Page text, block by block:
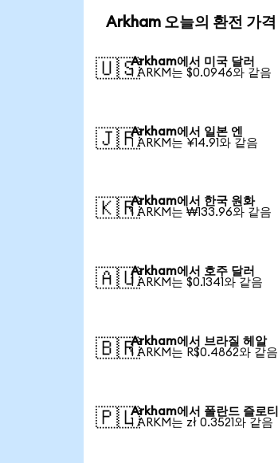
Arkham 오늘의 환전 가격
🇺🇸Arkham에서 미국 달러
1 ARKM는 $0.0946와 같음
🇯🇵Arkham에서 일본 엔
1 ARKM는 ¥14.91와 같음
🇰🇷Arkham에서 한국 원화
1 ARKM는 ₩133.96와 같음
🇦🇺Arkham에서 호주 달러
1 ARKM는 $0.1341와 같음
🇧🇷Arkham에서 브라질 헤알
1 ARKM는 R$0.4862와 같음
🇵🇱Arkham에서 폴란드 즐로티
1 ARKM는 zł 0.3521와 같음